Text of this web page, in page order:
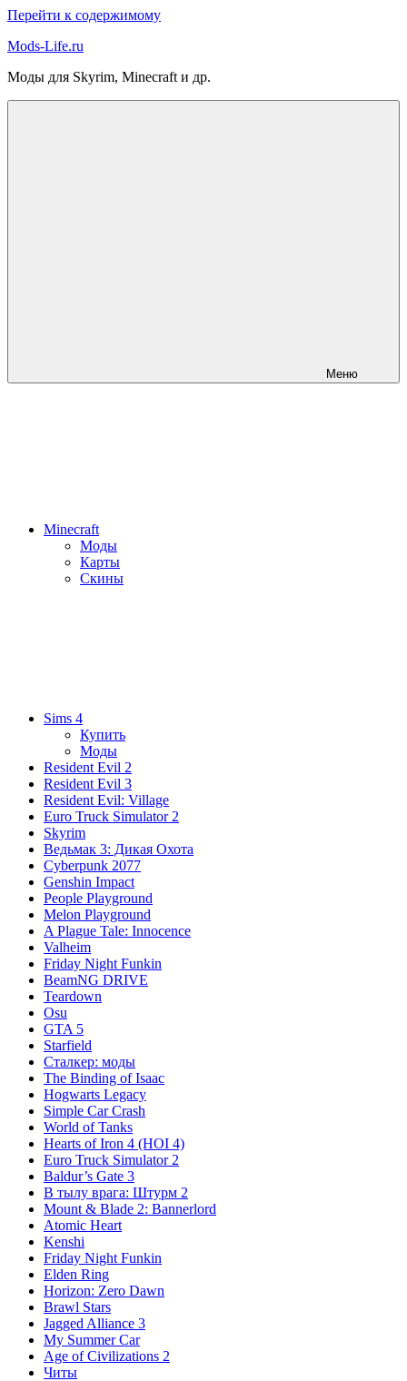
Перейти к содержимому
Mods-Life.ru
Моды для Skyrim, Minecraft и др.
Меню
Minecraft
Моды
Карты
Скины
Sims 4
Купить
Моды
Resident Evil 2
Resident Evil 3
Resident Evil: Village
Euro Truck Simulator 2
Skyrim
Ведьмак 3: Дикая Охота
Cyberpunk 2077
Genshin Impact
People Playground
Melon Playground
A Plague Tale: Innocence
Valheim
Friday Night Funkin
BeamNG DRIVE
Teardown
Osu
GTA 5
Starfield
Сталкер: моды
The Binding of Isaac
Hogwarts Legacy
Simple Car Crash
World of Tanks
Hearts of Iron 4 (HOI 4)
Euro Truck Simulator 2
Baldur’s Gate 3
В тылу врага: Штурм 2
Mount & Blade 2: Bannerlord
Atomic Heart
Kenshi
Friday Night Funkin
Elden Ring
Horizon: Zero Dawn
Brawl Stars
Jagged Alliance 3
My Summer Car
Age of Civilizations 2
Читы